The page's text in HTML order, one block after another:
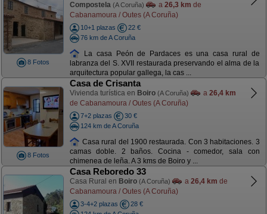
8 Fotos
Compostela (A Coruña) a 26,3 km de
Cabanamoura / Outes (A Coruña)
10+1 plazas
22 €
76 km de A Coruña
La casa Peón de Pardaces es una casa rural de
labranza del S. XVII restaurada preservando el alma de la
arquitectura popular gallega, la cas ...
8 Fotos
Casa de Crisanta
Vivienda turística en Boiro (A Coruña) a 26,4 km
de Cabanamoura / Outes (A Coruña)
7+2 plazas
30 €
124 km de A Coruña
Casa rural del 1900 restaurada. Con 3 habitaciones. 3
camas doble. 2 baños. Cocina - comedor, sala con
chimenea de leña. A 3 kms de Boiro y ...
Casa Reboredo 33
Casa Rural en Boiro (A Coruña) a 26,4 km de
Cabanamoura / Outes (A Coruña)
3-4+2 plazas
28 €